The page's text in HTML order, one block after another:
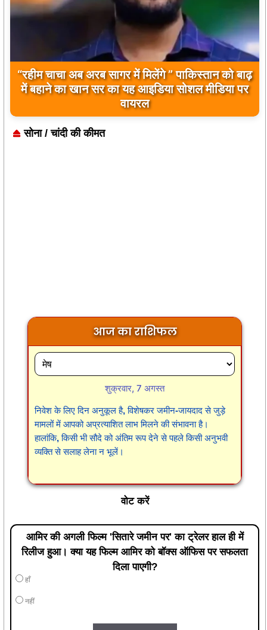
“रहीम चाचा अब अरब सागर में मिलेंगे ” पाकिस्तान को बाढ़
में बहाने का खान सर का यह आइडिया सोशल मीडिया पर
वायरल
सोना / चांदी की कीमत
आज का राशिफल
शुक्रवार, 7 अगस्त
निवेश के लिए दिन अनुकूल है, विशेषकर जमीन-जायदाद से जुड़े
मामलों में आपको अप्रत्याशित लाभ मिलने की संभावना है।
हालांकि, किसी भी सौदे को अंतिम रूप देने से पहले किसी अनुभवी
व्यक्ति से सलाह लेना न भूलें।
वोट करें
आमिर की अगली फिल्म 'सितारे जमीन पर' का ट्रेलर हाल ही में
रिलीज हुआ। क्या यह फिल्म आमिर को बॉक्स ऑफिस पर सफलता
दिला पाएगी?
हाँ
नहीं